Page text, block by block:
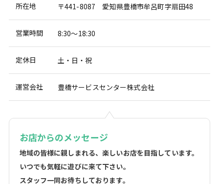
所在地 〒441-8087 愛知県豊橋市牟呂町字扇田48
営業時間 8:30～18:30
定休日 土・日・祝
運営会社 豊橋サービスセンター株式会社
お店からのメッセージ
地域の皆様に親しまれる、楽しいお店を目指しています。
いつでも気軽に遊びに来て下さい。
スタッフ一同お待ちしております。